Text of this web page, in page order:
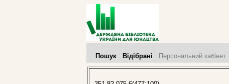
Пошук Відібрані Персональний кабінет